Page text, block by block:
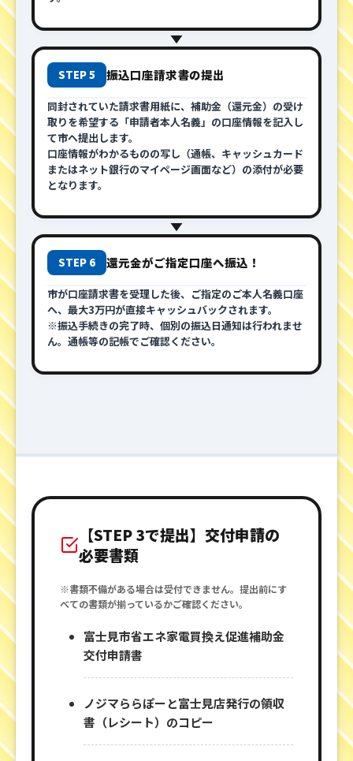
▼
STEP 5 振込口座請求書の提出
同封されていた請求書用紙に、補助金（還元金）の受け
取りを希望する「申請者本人名義」の口座情報を記入し
て市へ提出します。
口座情報がわかるものの写し（通帳、キャッシュカード
またはネット銀行のマイページ画面など）の添付が必要
となります。
▼
STEP 6 還元金がご指定口座へ振込！
市が口座請求書を受理した後、ご指定のご本人名義口座
へ、最大3万円が直接キャッシュバックされます。
※振込手続きの完了時、個別の振込日通知は行われませ
ん。通帳等の記帳でご確認ください。
【STEP 3で提出】交付申請の
必要書類
※書類不備がある場合は受付できません。提出前にす
べての書類が揃っているかご確認ください。
富士見市省エネ家電買換え促進補助金
交付申請書
ノジマららぽーと富士見店発行の領収
書（レシート）のコピー